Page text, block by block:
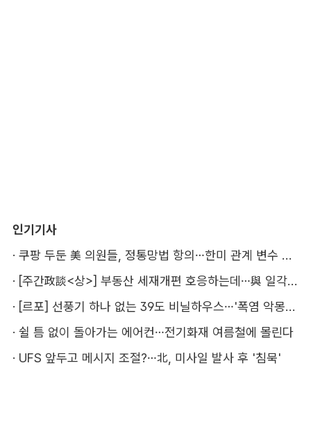
인기기사
·
쿠팡 두둔 美 의원들, 정통망법 항의…한미 관계 변수 될까
·
[주간政談<상>] 부동산 세재개편 호응하는데…與 일각의 속내
·
[르포] 선풍기 하나 없는 39도 비닐하우스…'폭염 악몽' 꾸는 이주노동자
· 쉴 틈 없이 돌아가는 에어컨…전기화재 여름철에 몰린다
· UFS 앞두고 메시지 조절?…北, 미사일 발사 후 '침묵'